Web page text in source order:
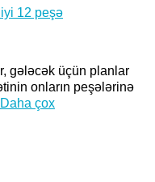
12 peşə
gələcək üçün planlar
onların peşələrinə
Daha çox